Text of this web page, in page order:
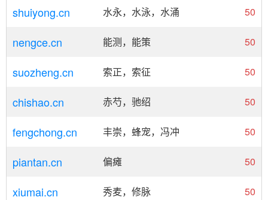
shuiyong.cn 水永，水泳，水涌 50
nengce.cn 能测，能策 50
suozheng.cn 索正，索征 50
chishao.cn 赤芍，驰绍 50
fengchong.cn 丰崇，蜂宠，冯冲 50
piantan.cn 偏瘫 50
xiumai.cn 秀麦，修脉 50